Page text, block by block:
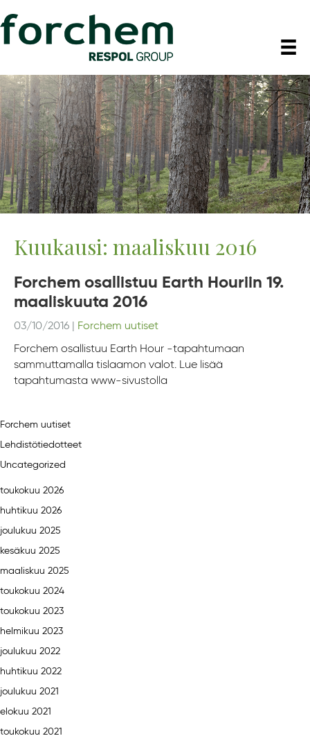
Kuukausi: maaliskuu 2016
Forchem osallistuu Earth Houriin 19.
maaliskuuta 2016
03/10/2016 Forchem uutiset
Forchem osallistuu Earth Hour -tapahtumaan
sammuttamalla tislaamon valot. Lue lisää
tapahtumasta www-sivustolla
Forchem uutiset
Lehdistötiedotteet
Uncategorized
toukokuu 2026
huhtikuu 2026
joulukuu 2025
kesäkuu 2025
maaliskuu 2025
toukokuu 2024
toukokuu 2023
helmikuu 2023
joulukuu 2022
huhtikuu 2022
joulukuu 2021
elokuu 2021
toukokuu 2021